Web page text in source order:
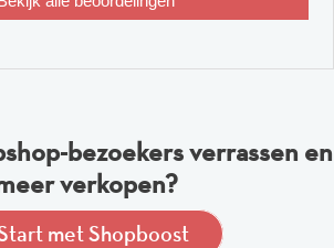
bezoekers verrassen en
verkopen?
met Shopboost